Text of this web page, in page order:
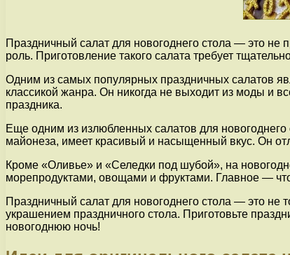
Праздничный салат для новогоднего стола — это не
роль. Приготовление такого салата требует
Одним из самых популярных праздничных салатов
классикой жанра. Он никогда не выходит из моды и
праздника.
Еще одним из излюбленных салатов для
майонеза, имеет красивый и насыщенный вкус. Он
Кроме «Оливье» и «Селедки под шубой», на
морепродуктами, овощами и фруктами. Главное —
Праздничный салат для новогоднего стола — это не
украшением праздничного стола. Приготовьте
новогоднюю ночь!